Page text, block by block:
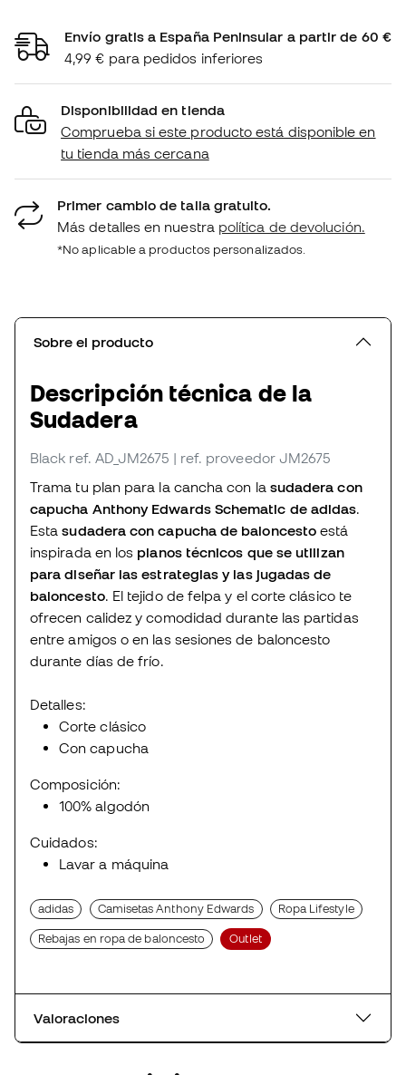
Envío gratis a España Peninsular a partir de 60 €
4,99 € para pedidos inferiores
Disponibilidad en tienda
Comprueba si este producto está disponible en
tu tienda más cercana
Primer cambio de talla gratuito.
Más detalles en nuestra política de devolución.
*No aplicable a productos personalizados.
Sobre el producto
Descripción técnica de la
Sudadera
Black ref. AD_JM2675 | ref. proveedor JM2675
Trama tu plan para la cancha con la sudadera con
capucha Anthony Edwards Schematic de adidas.
Estasudadera con capucha de baloncesto está
inspirada en los planos técnicos que se utilizan
para diseñar las estrategias y las jugadas de
baloncesto. El tejido de felpa y el corte clásico te
ofrecen calidez y comodidad durante las partidas
entre amigos o en las sesiones de baloncesto
durante días de frío.
Detalles:
Corte clásico
Con capucha
Composición:
100% algodón
Cuidados:
Lavar a máquina
adidas Camisetas Anthony Edwards Ropa Lifestyle
Rebajas en ropa de baloncesto Outlet
Valoraciones